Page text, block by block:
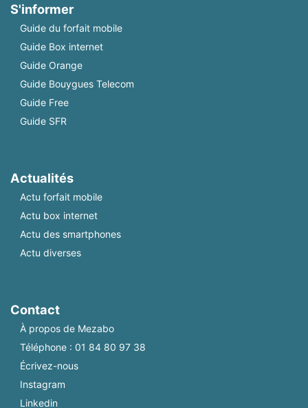
S'informer
Guide du forfait mobile
Guide Box internet
Guide Orange
Guide Bouygues Telecom
Guide Free
Guide SFR
Actualités
Actu forfait mobile
Actu box internet
Actu des smartphones
Actu diverses
Contact
À propos de Mezabo
Téléphone : 01 84 80 97 38
Écrivez-nous
Instagram
Linkedin